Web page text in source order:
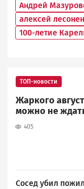
Андрей
алексей лесонен
100-летие
ТОП-новости
Жаркого
можно не
405
Сосед убил